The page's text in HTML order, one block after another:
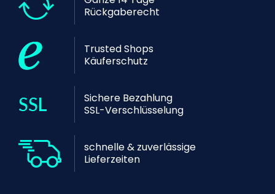
Rückgaberecht
Trusted Shops
Käuferschutz
Sichere Bezahlung
SSL-Verschlüsselung
schnelle & zuverlässige
Lieferzeiten